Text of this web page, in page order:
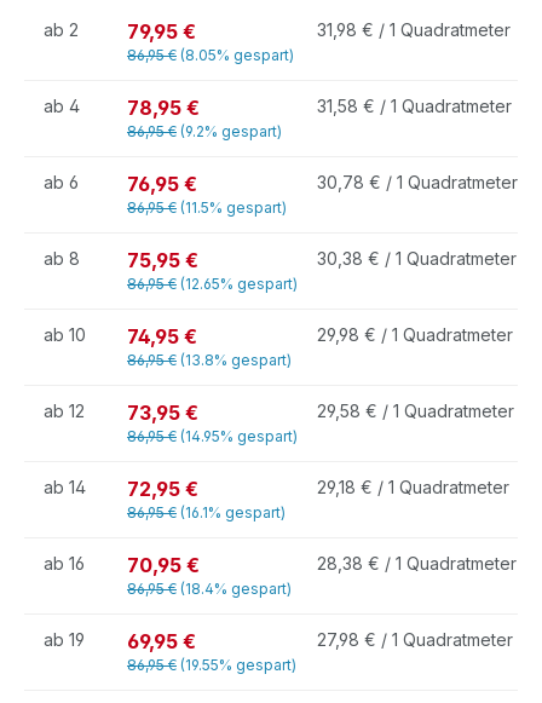
ab 2 79,95 €
86,95 € (8.05% gespart)
31,98 € / 1 Quadratmeter
ab 4 78,95 €
86,95 € (9.2% gespart)
31,58 € / 1 Quadratmeter
ab 6 76,95 €
86,95 € (11.5% gespart)
30,78 € / 1 Quadratmeter
ab 8 75,95 €
86,95 € (12.65% gespart)
30,38 € / 1 Quadratmeter
ab 10 74,95 €
86,95 € (13.8% gespart)
29,98 € / 1 Quadratmeter
ab 12 73,95 €
86,95 € (14.95% gespart)
29,58 € / 1 Quadratmeter
ab 14 72,95 €
86,95 € (16.1% gespart)
29,18 € / 1 Quadratmeter
ab 16 70,95 €
86,95 € (18.4% gespart)
28,38 € / 1 Quadratmeter
ab 19 69,95 €
86,95 € (19.55% gespart)
27,98 € / 1 Quadratmeter